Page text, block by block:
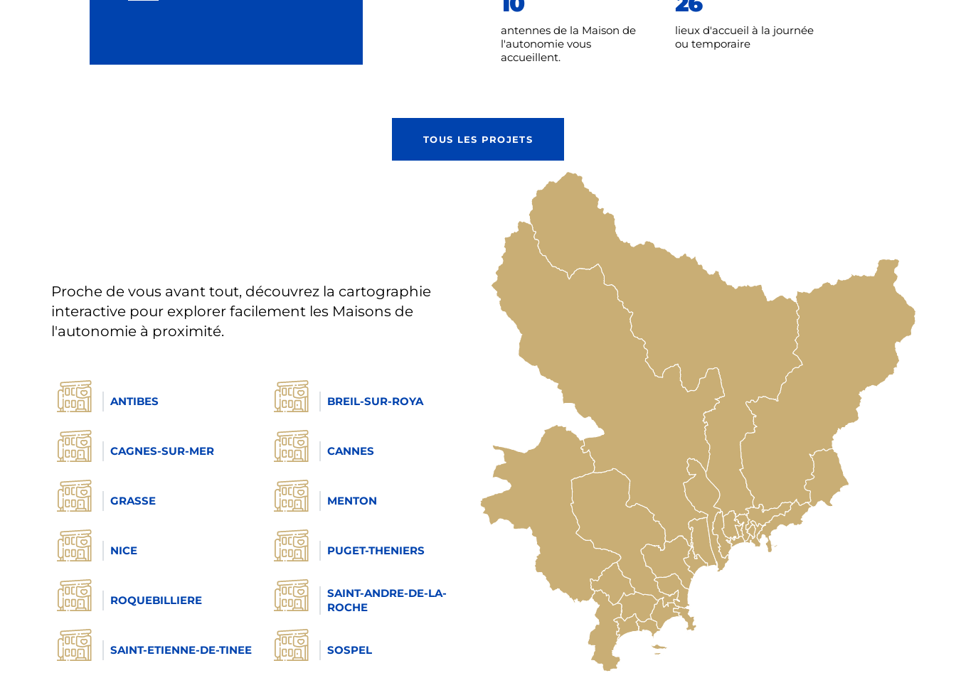
antennes de la Maison de
l'autonomie vous
accueillent.
lieux d'accueil à la journée
ou temporaire
TOUS LES PROJETS
Proche de vous avant tout, découvrez la cartographie
interactive pour explorer facilement les Maisons de
l'autonomie à proximité.
ANTIBES BREIL-SUR-ROYA
CAGNES-SUR-MER CANNES
GRASSE MENTON
NICE PUGET-THENIERS
ROQUEBILLIERE
SAINT-ANDRE-DE-LA-
ROCHE
SAINT-ETIENNE-DE-TINEE SOSPEL